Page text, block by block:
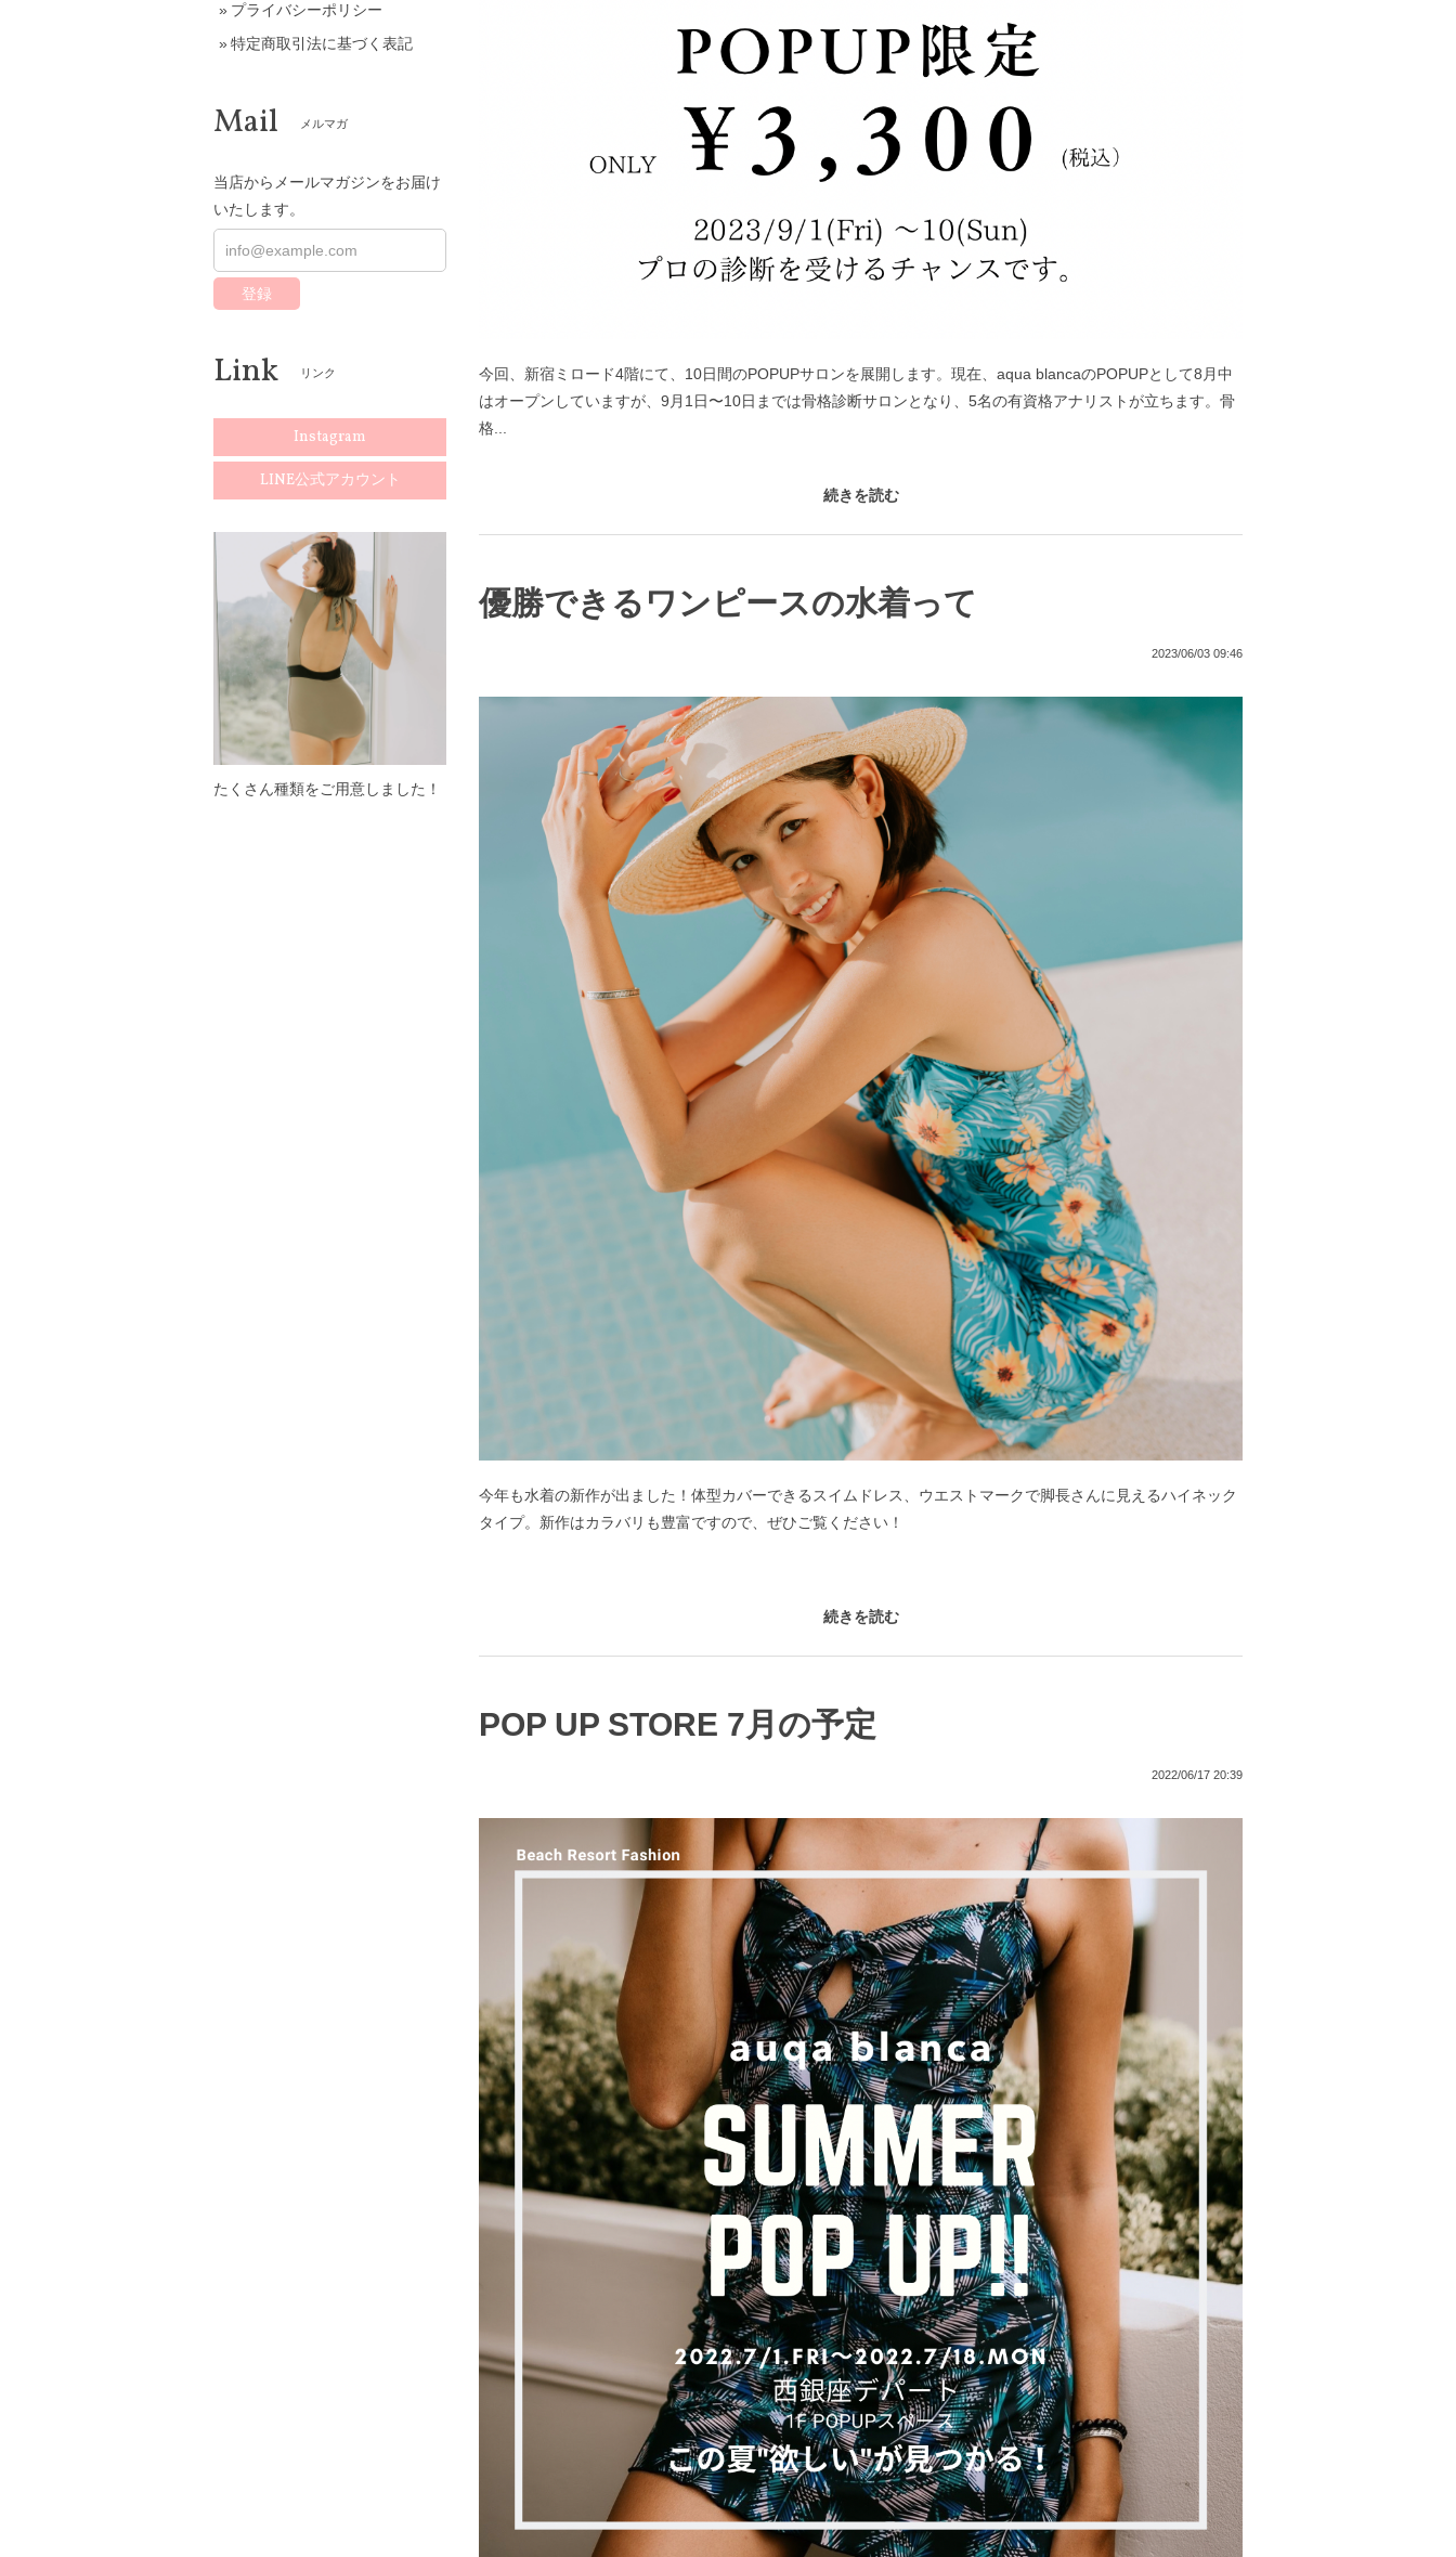
今回、新宿ミロード4階にて、10日間のPOPUPサロンを展開します。現在、aqua blancaのPOPUPとして8月中
はオープンしていますが、9月1日〜10日までは骨格診断サロンとなり、5名の有資格アナリストが立ちます。骨
格...
続きを読む
優勝できるワンピースの水着って
2023/06/03 09:46
今年も水着の新作が出ました！体型カバーできるスイムドレス、ウエストマークで脚長さんに見えるハイネック
タイプ。新作はカラバリも豊富ですので、ぜひご覧ください！
続きを読む
POP UP STORE 7月の予定
2022/06/17 20:39
プライバシーポリシー
特定商取引法に基づく表記
Mail メルマガ
当店からメールマガジンをお届け
いたします。
登録
Link リンク
Instagram
LINE公式アカウント
たくさん種類をご用意しました！